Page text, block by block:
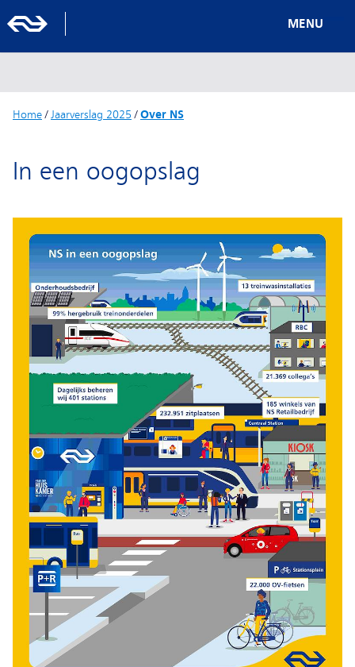
MENU
Home/ Jaarverslag 2025 /Over NS
In een oogopslag